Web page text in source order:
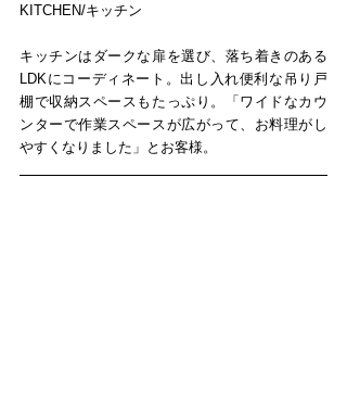
KITCHEN/キッチン
キッチンはダークな扉を選び、落ち着きのある
LDKにコーディネート。出し入れ便利な吊り戸
棚で収納スペースもたっぷり。「ワイドなカウ
ンターで作業スペースが広がって、お料理がし
やすくなりました」とお客様。